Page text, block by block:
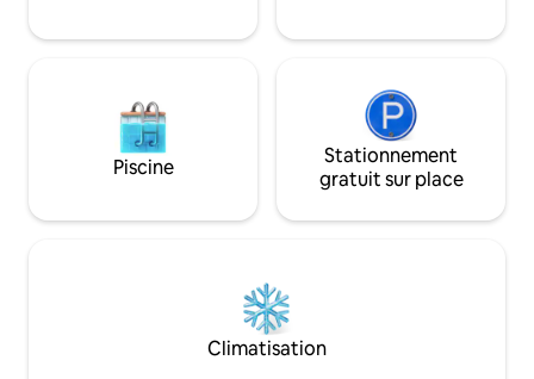
Piscine
Stationnement
gratuit sur place
Climatisation